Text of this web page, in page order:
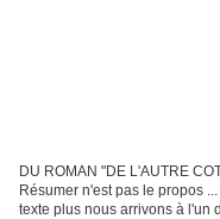
DU ROMAN "DE L'AUTRE
Résumer n'est pas le propos
texte plus nous arrivons à l'un